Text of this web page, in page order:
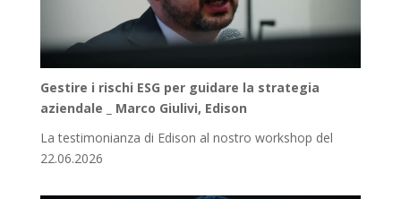
Gestire i rischi ESG per guidare la strategia
aziendale _ Marco Giulivi, Edison
La testimonianza di Edison al nostro workshop del
22.06.2026